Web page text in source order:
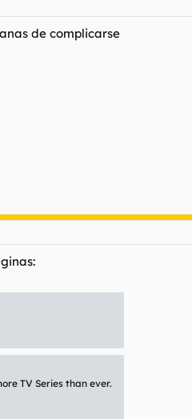
de complicarse
TV Series than ever.